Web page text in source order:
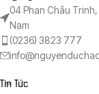
04 Phan Châu
Nam
(0236) 3823 777
Tin Tức